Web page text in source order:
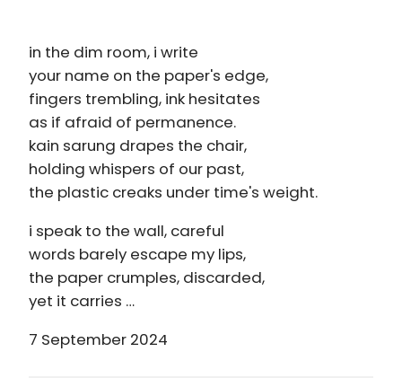
in the dim room, i write
your name on the paper's edge,
fingers trembling, ink hesitates
as if afraid of permanence.
kain sarung drapes the chair,
holding whispers of our past,
the plastic creaks under time's weight.
i speak to the wall, careful
words barely escape my lips,
the paper crumples, discarded,
yet it carries …
7 September 2024